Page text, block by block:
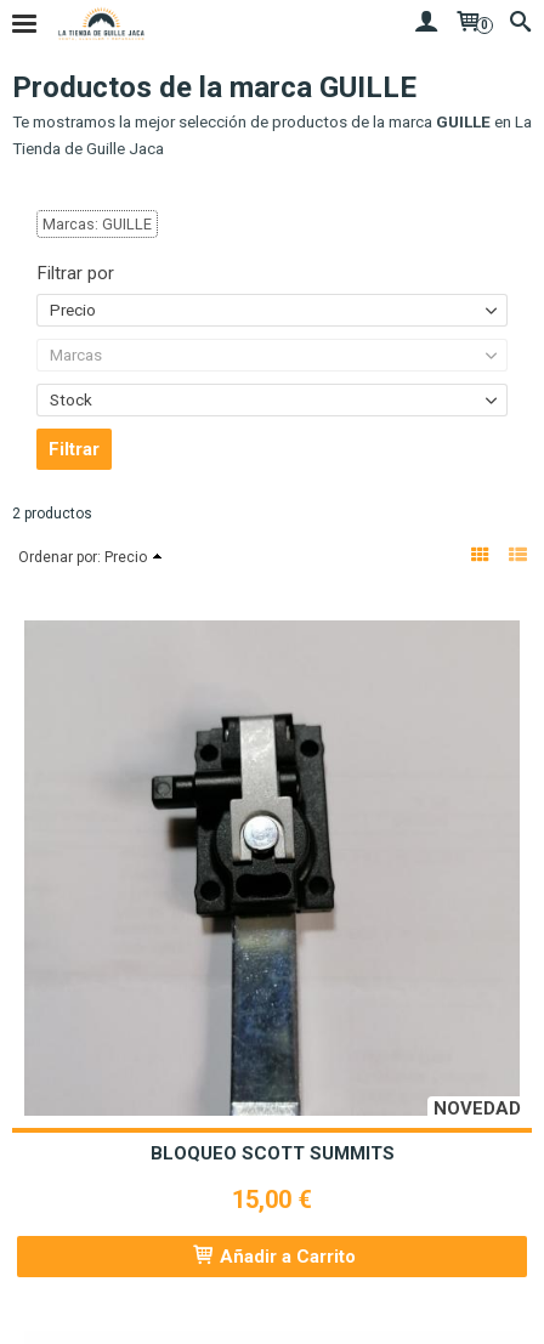
0
Productos de la marca GUILLE
Te mostramos la mejor selección de productos de la marca GUILLEen La
Tienda de Guille Jaca
Marcas: GUILLE
Filtrar por
Precio
Marcas
Stock
2 productos
Ordenar por: Precio
NOVEDAD
BLOQUEO SCOTT SUMMITS
15,00 €
Añadir a Carrito